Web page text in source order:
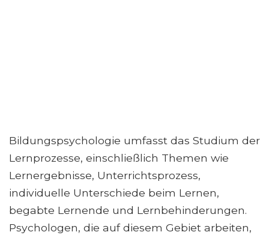
Bildungspsychologie umfasst das Studium der
Lernprozesse, einschließlich Themen wie
Lernergebnisse, Unterrichtsprozess,
individuelle Unterschiede beim Lernen,
begabte Lernende und Lernbehinderungen.
Psychologen, die auf diesem Gebiet arbeiten,